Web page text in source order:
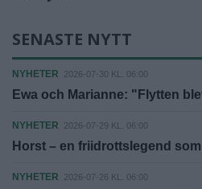
SENASTE NYTT
NYHETER 2026-07-30 KL. 06:00
Ewa och Marianne: "Flytten
NYHETER 2026-07-29 KL. 06:00
Horst – en friidrottslegend
NYHETER 2026-07-26 KL. 06:00